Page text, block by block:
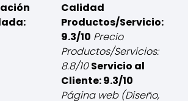
Calidad
Productos/Servicio:
9.3/10 Precio
Productos/Servicios:
8.8/10 Servicio al
Cliente: 9.3/10
Página web (Diseño,